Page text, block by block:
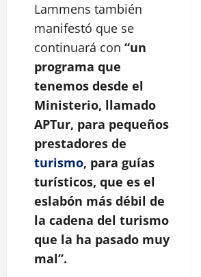
Lammens también
manifestó que se
continuará con “un
programa que
tenemos desde el
Ministerio, llamado
APTur, para pequeños
prestadores de
turismo, para guías
turísticos, que es el
eslabón más débil de
la cadena del turismo
que la ha pasado muy
mal”.